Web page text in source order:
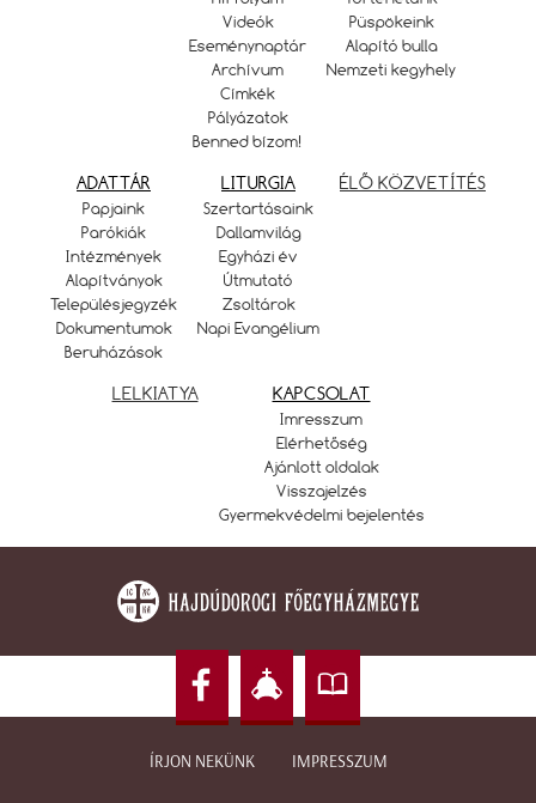
Videók
Eseménynaptár
Archívum
Címkék
Pályázatok
Benned bízom!
Püspökeink
Alapító bulla
Nemzeti kegyhely
ADATTÁR
Papjaink
Parókiák
Intézmények
Alapítványok
Településjegyzék
Dokumentumok
Beruházások
LITURGIA
Szertartásaink
Dallamvilág
Egyházi év
Útmutató
Zsoltárok
Napi Evangélium
ÉLŐ KÖZVETÍTÉS
LELKIATYA KAPCSOLAT
Imresszum
Elérhetőség
Ajánlott oldalak
Visszajelzés
Gyermekvédelmi bejelentés
ÍRJON NEKÜNK IMPRESSZUM